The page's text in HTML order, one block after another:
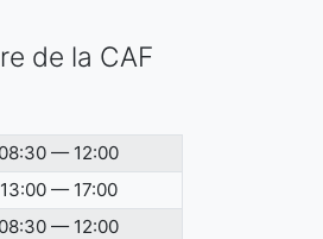
de la CAF
08:30 — 12:00
13:00 — 17:00
08:30 — 12:00